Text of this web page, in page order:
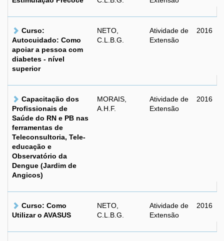
Curso:
Autocuidado: Como
apoiar a pessoa com
diabetes - nível
superior
NETO,
C.L.B.G.
Atividade de
Extensão
2016
Capacitação dos
Profissionais de
Saúde do RN e PB nas
ferramentas de
Teleconsultoria, Tele-
educação e
Observatório da
Dengue (Jardim de
Angicos)
MORAIS,
A.H.F.
Atividade de
Extensão
2016
Curso: Como
Utilizar o AVASUS
NETO,
C.L.B.G.
Atividade de
Extensão
2016